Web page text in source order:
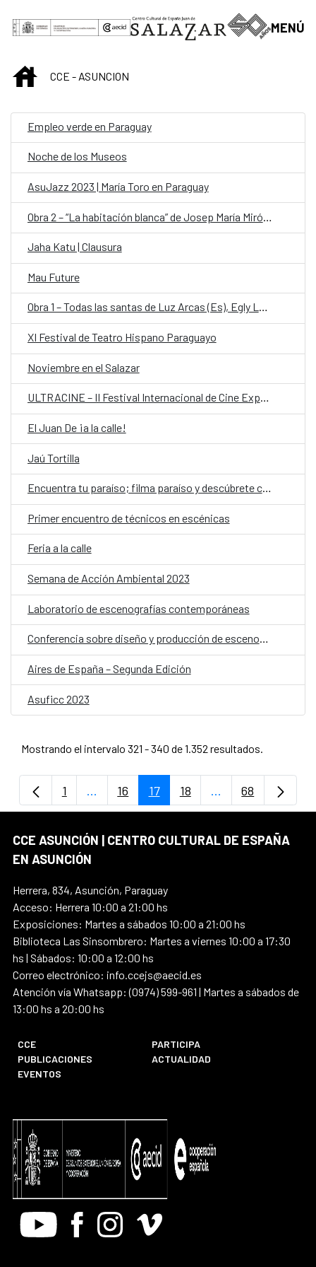
Saltar al contenido principal
MENÚ
INICIOCCE - ASUNCION
Empleo verde en Paraguay
Noche de los Museos
AsuJazz 2023 | María Toro en Paraguay
Jaha Katu | Clausura
Mau Future
Obra 1 – Todas las santas de Luz Arcas (Es), Egly Larreynaga (Salvador) y Alicia Chong (Salvador)
XI Festival de Teatro Hispano Paraguayo
Noviembre en el Salazar
ULTRACINE – II Festival Internacional de Cine Experimental de Paraguay
El Juan De ¡a la calle!
Jaú Tortilla
Encuentra tu paraíso; filma paraíso y descúbrete cuerpas afrodescendientes frente a la cámara
Primer encuentro de técnicos en escénicas
Feria a la calle
Semana de Acción Ambiental 2023
Laboratorio de escenografías contemporáneas
Conferencia sobre diseño y producción de escenografía contemporánea
Aires de España – Segunda Edición
Asuficc 2023
Mostrando el intervalo 321 - 340 de 1.352 resultados.
Página
1 ...Páginas intermedias Use TAB para
Página
16 Página
17 Página
18 ...PáginasPágina
68
CCE ASUNCIÓN | CENTRO CULTURAL DE ESPAÑA
EN ASUNCIÓN
Herrera, 834, Asunción, Paraguay
Acceso: Herrera 10:00 a 21:00 hs
Exposiciones: Martes a sábados 10:00 a 21:00 hs
Biblioteca Las Sinsombrero: Martes a viernes 10:00 a 17:30
hs | Sábados: 10:00 a 12:00 hs
Correo electrónico: info.ccejs@aecid.es
Atención vía Whatsapp: (0974) 599-961 | Martes a sábados de
13:00 hs a 20:00 hs
CCE
PARTICIPA
PUBLICACIONES
ACTUALIDAD
EVENTOS
Youtube FacebookInstagram
Vimeo